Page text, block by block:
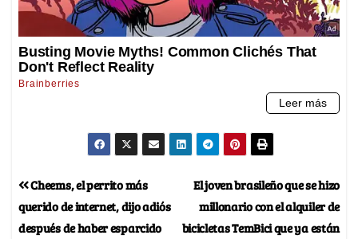
El joven brasileño que se hizo
millonario con el alquiler de
bicicletas TemBici que ya están
Cheems, el perrito más
querido de internet, dijo adiós
después de haber esparcido